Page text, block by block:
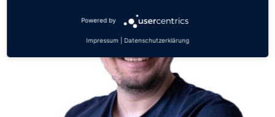
Powered by
Impressum Datenschutzerklärung